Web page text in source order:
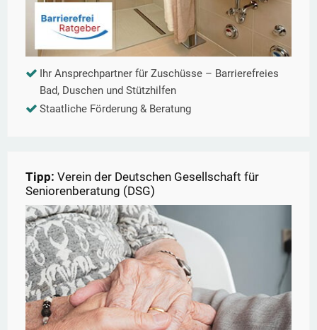
Ihr Ansprechpartner für Zuschüsse – Barrierefreies
Bad, Duschen und Stützhilfen
Staatliche Förderung & Beratung
Tipp: Verein der Deutschen Gesellschaft für
Seniorenberatung (DSG)